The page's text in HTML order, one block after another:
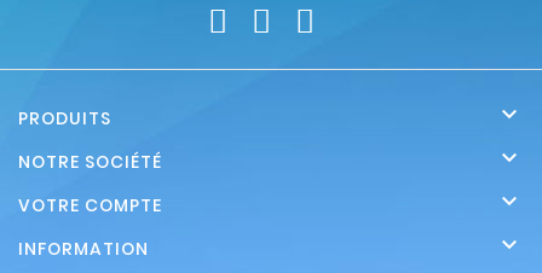
PRODUITS 
NOTRE SOCIÉTÉ 
VOTRE COMPTE 
INFORMATION 